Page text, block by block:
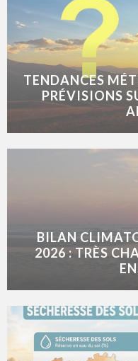
TENDANCES
PRÉVISIONS
BILAN
2026 : TRÈS